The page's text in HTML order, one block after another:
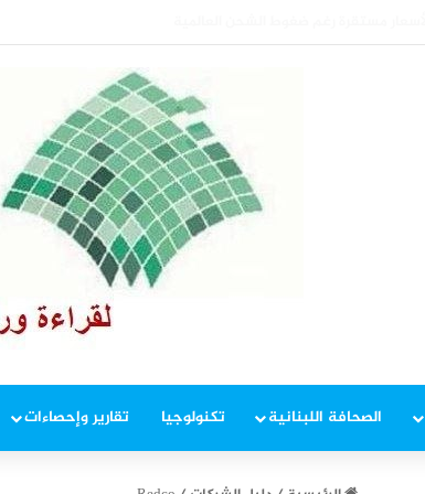
الصحافة اللبنانية تكنولوجيا تقارير وإحصاءات